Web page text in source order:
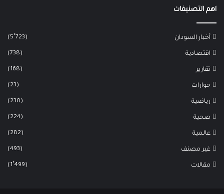
اهم التصنيفات
أخبار السودان (5٬723)
اقتصادية (738)
تقارير (168)
حوارات (23)
رياضية (230)
صحية (224)
عالمية (282)
غير مصنف (493)
مقالات (1٬499)